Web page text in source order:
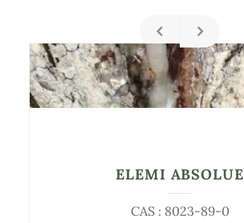
CAS : 8023-89-0
ELEMI ABSOLUE